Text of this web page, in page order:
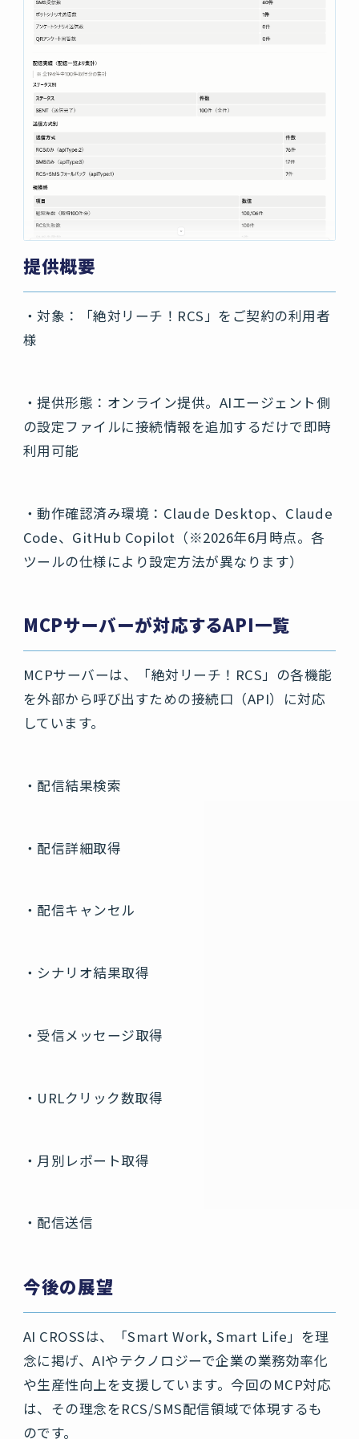
提供概要
・対象：「絶対リーチ！RCS」をご契約の利用者
様
・提供形態：オンライン提供。AIエージェント側
の設定ファイルに接続情報を追加するだけで即時
利用可能
・動作確認済み環境：Claude Desktop、Claude
Code、GitHub Copilot（※2026年6月時点。各
ツールの仕様により設定方法が異なります）
MCPサーバーが対応するAPI一覧
MCPサーバーは、「絶対リーチ！RCS」の各機能
を外部から呼び出すための接続口（API）に対応
しています。
・配信結果検索
・配信詳細取得
・配信キャンセル
・シナリオ結果取得
・受信メッセージ取得
・URLクリック数取得
・月別レポート取得
・配信送信
今後の展望
AI CROSSは、「Smart Work, Smart Life」を理
念に掲げ、AIやテクノロジーで企業の業務効率化
や生産性向上を支援しています。今回のMCP対応
は、その理念をRCS/SMS配信領域で体現するも
のです。